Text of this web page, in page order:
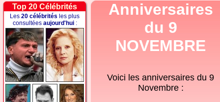
Top 20 Célébrités
Les 20 célébrités les plus
consultées aujourd'hui:
Anniversaires
du 9
NOVEMBRE
Voici les anniversaires du 9
Novembre :